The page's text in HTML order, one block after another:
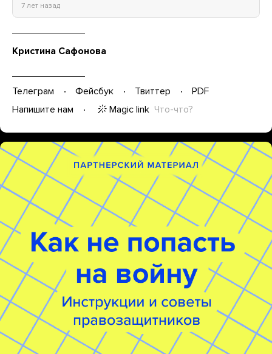
7 лет назад
Кристина Сафонова
Телеграм Фейсбук Твиттер
PDF
Напишите нам
Magic link Что-что?